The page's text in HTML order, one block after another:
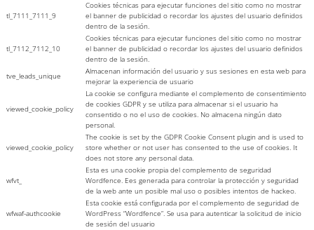
tl_7111_7111_9
Cookies técnicas para ejecutar funciones del sitio como no mostrar
el banner de publicidad o recordar los ajustes del usuario definidos
dentro de la sesión.
tl_7112_7112_10
Cookies técnicas para ejecutar funciones del sitio como no mostrar
el banner de publicidad o recordar los ajustes del usuario definidos
dentro de la sesión.
tve_leads_unique
Almacenan información del usuario y sus sesiones en esta web para
mejorar la experiencia de usuario
viewed_cookie_policy
La cookie se configura mediante el complemento de consentimiento
de cookies GDPR y se utiliza para almacenar si el usuario ha
consentido o no el uso de cookies. No almacena ningún dato
personal.
viewed_cookie_policy
The cookie is set by the GDPR Cookie Consent plugin and is used to
store whether or not user has consented to the use of cookies. It
does not store any personal data.
wfvt_
Esta es una cookie propia del complemento de seguridad
Wordfence. Ees generada para controlar la protección y seguridad
de la web ante un posible mal uso o posibles intentos de hackeo.
wfwaf-authcookie
Esta cookie está configurada por el complemento de seguridad de
WordPress “Wordfence”. Se usa para autenticar la solicitud de inicio
de sesión del usuario